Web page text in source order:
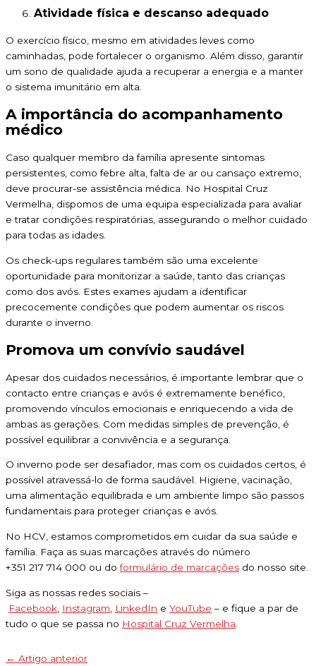
Atividade física e descanso adequado
O exercício físico, mesmo em atividades leves como
caminhadas, pode fortalecer o organismo. Além disso, garantir
um sono de qualidade ajuda a recuperar a energia e a manter
o sistema imunitário em alta.
A importância do acompanhamento
médico
Caso qualquer membro da família apresente sintomas
persistentes, como febre alta, falta de ar ou cansaço extremo,
deve procurar-se assistência médica. No Hospital Cruz
Vermelha, dispomos de uma equipa especializada para avaliar
e tratar condições respiratórias, assegurando o melhor cuidado
para todas as idades.
Os check-ups regulares também são uma excelente
oportunidade para monitorizar a saúde, tanto das crianças
como dos avós. Estes exames ajudam a identificar
precocemente condições que podem aumentar os riscos
durante o inverno.
Promova um convívio saudável
Apesar dos cuidados necessários, é importante lembrar que o
contacto entre crianças e avós é extremamente benéfico,
promovendo vínculos emocionais e enriquecendo a vida de
ambas as gerações. Com medidas simples de prevenção, é
possível equilibrar a convivência e a segurança.
O inverno pode ser desafiador, mas com os cuidados certos, é
possível atravessá-lo de forma saudável. Higiene, vacinação,
uma alimentação equilibrada e um ambiente limpo são passos
fundamentais para proteger crianças e avós.
No HCV, estamos comprometidos em cuidar da sua saúde e
família. Faça as suas marcações através do número
+351 217 714 000 ou doformulário de marcações do nosso site.
Siga as nossas redes sociais –
Facebook Instagram LinkedIn e YouTube – e fique a par de
tudo o que se passa no Hospital Cruz Vermelha
← Artigo anterior